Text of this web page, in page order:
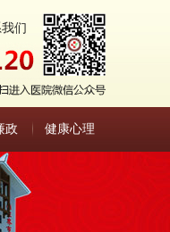
们
政 健康心理